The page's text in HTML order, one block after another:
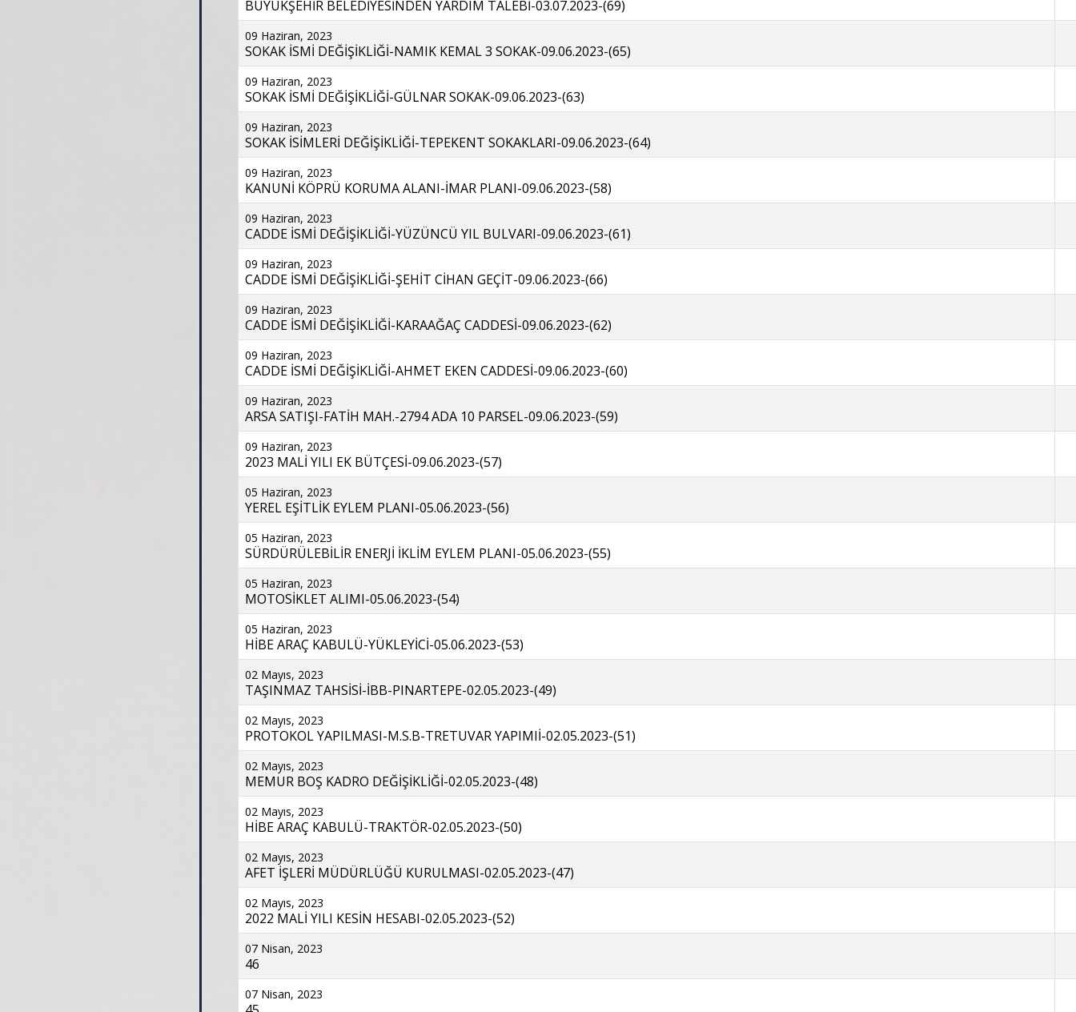
BÜYÜKŞEHİR BELEDİYESİNDEN YARDIM TALEBİ-03.07.2023-(69)
09 Haziran, 2023
SOKAK İSMİ DEĞİŞİKLİĞİ-NAMIK KEMAL 3 SOKAK-09.06.2023-(65)
09 Haziran, 2023
SOKAK İSMİ DEĞİŞİKLİĞİ-GÜLNAR SOKAK-09.06.2023-(63)
09 Haziran, 2023
SOKAK İSİMLERİ DEĞİŞİKLİĞİ-TEPEKENT SOKAKLARI-09.06.2023-(64)
09 Haziran, 2023
KANUNİ KÖPRÜ KORUMA ALANI-İMAR PLANI-09.06.2023-(58)
09 Haziran, 2023
CADDE İSMİ DEĞİŞİKLİĞİ-YÜZÜNCÜ YIL BULVARI-09.06.2023-(61)
09 Haziran, 2023
CADDE İSMİ DEĞİŞİKLİĞİ-ŞEHİT CİHAN GEÇİT-09.06.2023-(66)
09 Haziran, 2023
CADDE İSMİ DEĞİŞİKLİĞİ-KARAAĞAÇ CADDESİ-09.06.2023-(62)
09 Haziran, 2023
CADDE İSMİ DEĞİŞİKLİĞİ-AHMET EKEN CADDESİ-09.06.2023-(60)
09 Haziran, 2023
ARSA SATIŞI-FATİH MAH.-2794 ADA 10 PARSEL-09.06.2023-(59)
09 Haziran, 2023
2023 MALİ YILI EK BÜTÇESİ-09.06.2023-(57)
05 Haziran, 2023
YEREL EŞİTLİK EYLEM PLANI-05.06.2023-(56)
05 Haziran, 2023
SÜRDÜRÜLEBİLİR ENERJİ İKLİM EYLEM PLANI-05.06.2023-(55)
05 Haziran, 2023
MOTOSİKLET ALIMI-05.06.2023-(54)
05 Haziran, 2023
HİBE ARAÇ KABULÜ-YÜKLEYİCİ-05.06.2023-(53)
02 Mayıs, 2023
TAŞINMAZ TAHSİSİ-İBB-PINARTEPE-02.05.2023-(49)
02 Mayıs, 2023
PROTOKOL YAPILMASI-M.S.B-TRETUVAR YAPIMIİ-02.05.2023-(51)
02 Mayıs, 2023
MEMUR BOŞ KADRO DEĞİŞİKLİĞİ-02.05.2023-(48)
02 Mayıs, 2023
HİBE ARAÇ KABULÜ-TRAKTÖR-02.05.2023-(50)
02 Mayıs, 2023
AFET İŞLERİ MÜDÜRLÜĞÜ KURULMASI-02.05.2023-(47)
02 Mayıs, 2023
2022 MALİ YILI KESİN HESABI-02.05.2023-(52)
07 Nisan, 2023
46
07 Nisan, 2023